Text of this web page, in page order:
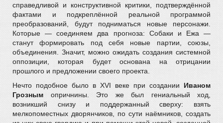
справедливой и конструктивной критики, подтверждённой
фактами и подкреплённой реальной программой
преобразований, будут подниматься новые персонажи.
Которые — соединяем два прогноза: Собаки и Ежа —
станут формировать под себя новые партии, союзы,
объединения. Значит, можно ожидать создания системной
оппозиции, которая будет основана на отрицании
прошлого и предложении своего проекта.
Нечто подобное было в XVI веке при создании Иваном
Грозным опричнины. Это же был гениальный ход,
возникший снизу и поддержанный сверху: взять
мелкопоместных дворянчиков, по сути наёмников, создать